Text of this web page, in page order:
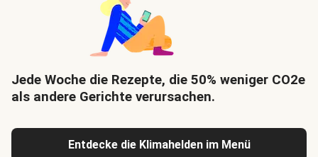
Jede Woche die Rezepte, die 50% weniger CO2e
als andere Gerichte verursachen.
Entdecke die Klimahelden im Menü